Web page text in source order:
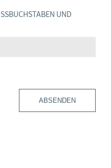
UND Z
ABSENDEN